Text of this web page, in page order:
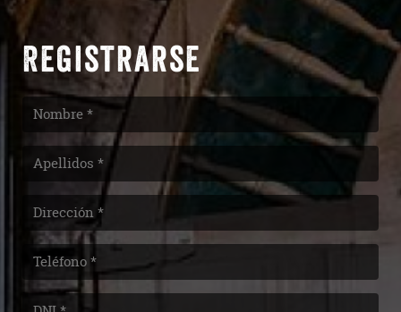
Registrarse
Nombre
Apellidos
Dirección
Telefono
DNI